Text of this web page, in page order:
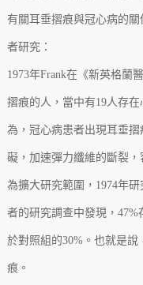
有關耳垂摺痕與冠心病的
者研究：
1973年Frank在《新英格蘭
摺痕的人，當中有19人存
為，冠心病患者出現耳垂
礙，加速彈力纖維的斷裂，
為擴大研究範圍，1974年
者的研究調查中發現，
於對照組的30%。也就是
痕。